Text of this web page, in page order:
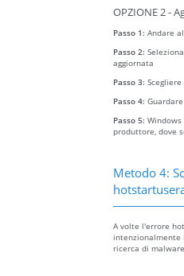
OPZIONE 2 -
Passo 1: Andare
Passo 2:
aggiornata
Passo 3:
Passo 4:
Passo 5:
produttore, dove
Metodo 4:
A volte l'errore
intenzionalmente
ricerca di